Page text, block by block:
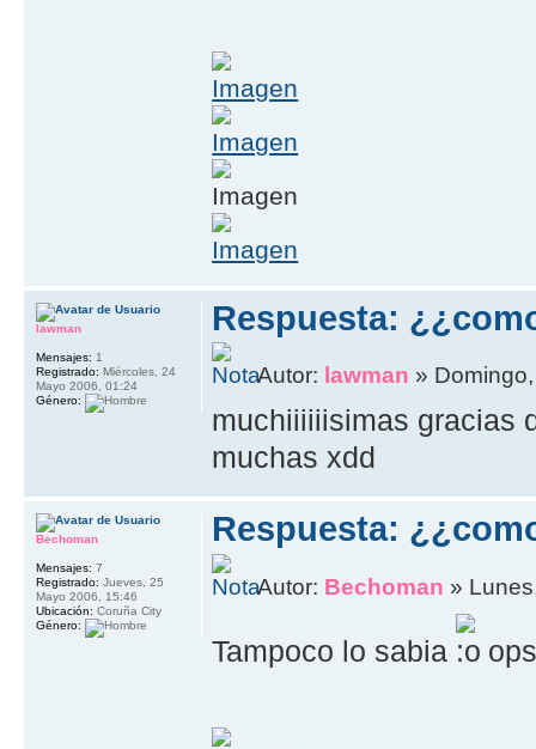
Respuesta:
Autor: lawman »
muchiiiiiisimas gracias
muchas xdd
lawman
Mensajes: 1
Registrado: Miércoles, 24
Mayo 2006, 01:24
Género:
Respuesta:
Autor: Bechoman »
Tampoco lo sabia
Bechoman
Mensajes: 7
Registrado: Jueves, 25
Mayo 2006, 15:46
Ubicación: Coruña City
Género: